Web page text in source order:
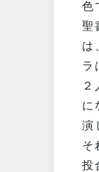
色
聖
は
ラ
に
演
そ
投